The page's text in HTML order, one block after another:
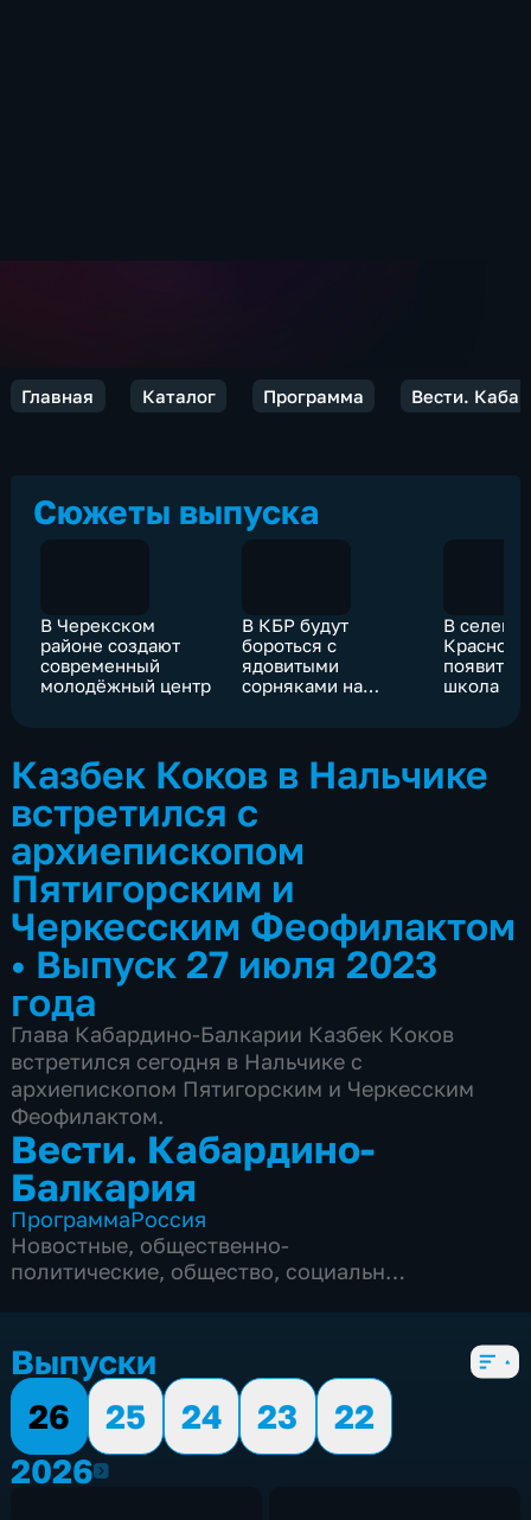
Главная Каталог Программа Вести.
Сюжеты выпуска
В Черекском
районе создают
современный
молодёжный центр
В КБР будут
бороться с
ядовитыми
сорняками на
В
появится
школа на
Казбек Коков в Нальчике
встретился с
архиепископом
Пятигорским и
Черкесским Феофилактом
• Выпуск 27 июля 2023
года
Глава Кабардино-Балкарии Казбек Коков
встретился сегодня в Нальчике с
архиепископом Пятигорским и Черкесским
Феофилактом.
Вести. Кабардино-
Балкария
ПрограммаРоссия
Новостные, общественно-
политические, общество, социально-
Выпуски
26
25 24 23
22
20262026